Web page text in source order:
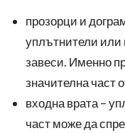
прозорци и
уплътнители или
завеси. Именно
значителна част
входна врата –
част може да